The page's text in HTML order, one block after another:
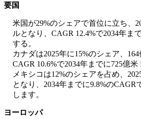
要国
米国が29%のシェアで首位に立ち、
ルとなり、CAGR 12.4%で2034年ま
する。
カナダは2025年に15%のシェア、
CAGR 10.6%で2034年までに725億米
メキシコは12%のシェアを占め、
となり、2034年までに9.8%のCAGR
します。
ヨーロッパ